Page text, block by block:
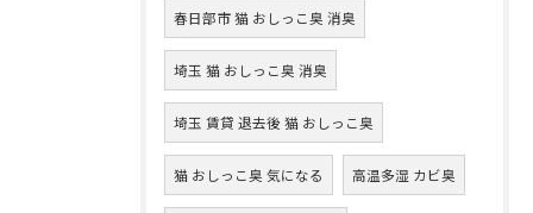
春日部市 猫 おしっこ臭 消臭
埼玉 猫 おしっこ臭 消臭
埼玉 賃貸 退去後 猫 おしっこ臭
猫 おしっこ臭 気になる 高温多湿 カビ臭